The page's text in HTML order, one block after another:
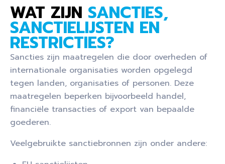
WAT ZIJN SANCTIES,
SANCTIELIJSTEN EN
RESTRICTIES?
Sancties zijn maatregelen die door overheden of
internationale organisaties worden opgelegd
tegen landen, organisaties of personen. Deze
maatregelen beperken bijvoorbeeld handel,
financiële transacties of export van bepaalde
goederen.
Veelgebruikte sanctiebronnen zijn onder andere: